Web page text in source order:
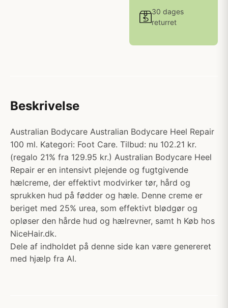
30 dages
returret
Beskrivelse
Australian Bodycare Australian Bodycare Heel Repair
100 ml. Kategori: Foot Care. Tilbud: nu 102.21 kr.
(regalo 21% fra 129.95 kr.) Australian Bodycare Heel
Repair er en intensivt plejende og fugtgivende
hælcreme, der effektivt modvirker tør, hård og
sprukken hud på fødder og hæle. Denne creme er
beriget med 25% urea, som effektivt blødgør og
opløser den hårde hud og hælrevner, samt h Køb hos
NiceHair.dk.
Dele af indholdet på denne side kan være genereret
med hjælp fra AI.